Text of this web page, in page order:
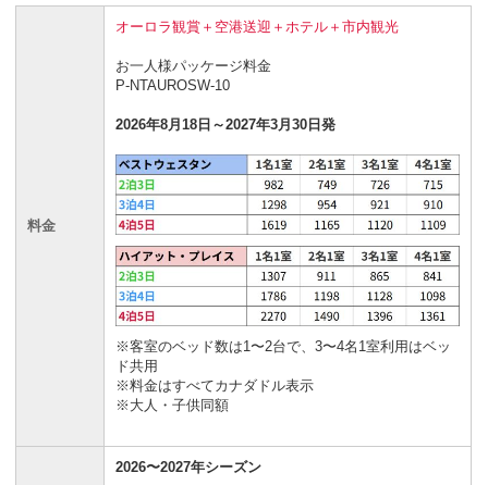
料金
オーロラ観賞＋空港送迎＋ホテル＋市内観光
お一人様パッケージ料金
P-NTAUROSW-10
2026年8月18日～2027年3月30日発
※客室のベッド数は1〜2台で、3〜4名1室利用はベッ
ド共用
※料金はすべてカナダドル表示
※大人・子供同額
2026〜2027年シーズン